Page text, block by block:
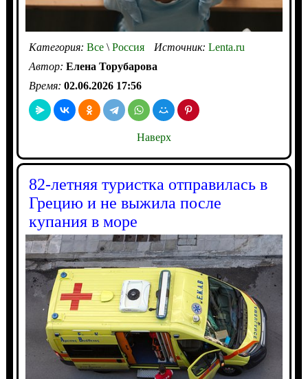
Категория: Все\Россия Источник: Lenta.ru
Автор: Елена Торубарова
Время: 02.06.2026 17:56
Наверх
82-летняя туристка отправилась в
Грецию и не выжила после
купания в море